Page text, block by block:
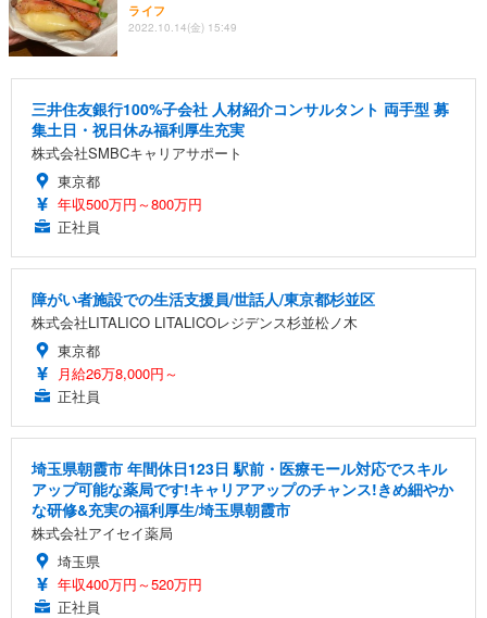
ライフ
2022.10.14(金) 15:49
三井住友銀行100%子会社 人材紹介コンサルタント 両手型 募
集土日・祝日休み福利厚生充実
株式会社SMBCキャリアサポート
東京都
年収500万円～800万円
正社員
障がい者施設での生活支援員/世話人/東京都杉並区
株式会社LITALICO LITALICOレジデンス杉並松ノ木
東京都
月給26万8,000円～
正社員
埼玉県朝霞市 年間休日123日 駅前・医療モール対応でスキル
アップ可能な薬局です!キャリアアップのチャンス!きめ細やか
な研修&充実の福利厚生/埼玉県朝霞市
株式会社アイセイ薬局
埼玉県
年収400万円～520万円
正社員